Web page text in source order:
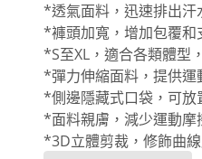
*透氣面料，迅速排出
*褲頭加寬，增加包覆
*S至XL，適合各類體型
*彈力伸縮面料，提供運
*側邊隱藏式口袋，可放
*面料親膚，減少運動摩
*3D立體剪裁，修飾曲